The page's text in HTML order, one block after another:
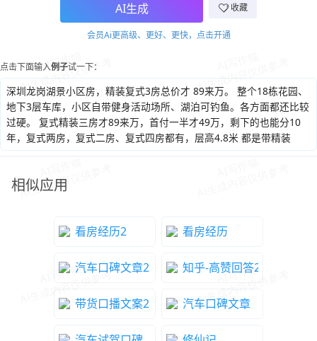
AI生成 收藏
会员Ai更高级、更好、更快，点击开通
点击下面输入例子试一下：
深圳龙岗湖景小区房，精装复式3房总价才 89来万。 整个18栋花园、
地下3层车库，小区自带健身活动场所、湖泊可钓鱼。各方面都还比较
过硬。 复式精装三房才89来万，首付一半才49万，剩下的也能分10
年，复式两房，复式二房、复式四房都有，层高4.8米 都是带精装
相似应用
看房经历2 看房经历
汽车口碑文章2 知乎-高赞回答2
带货口播文案2 汽车口碑文章